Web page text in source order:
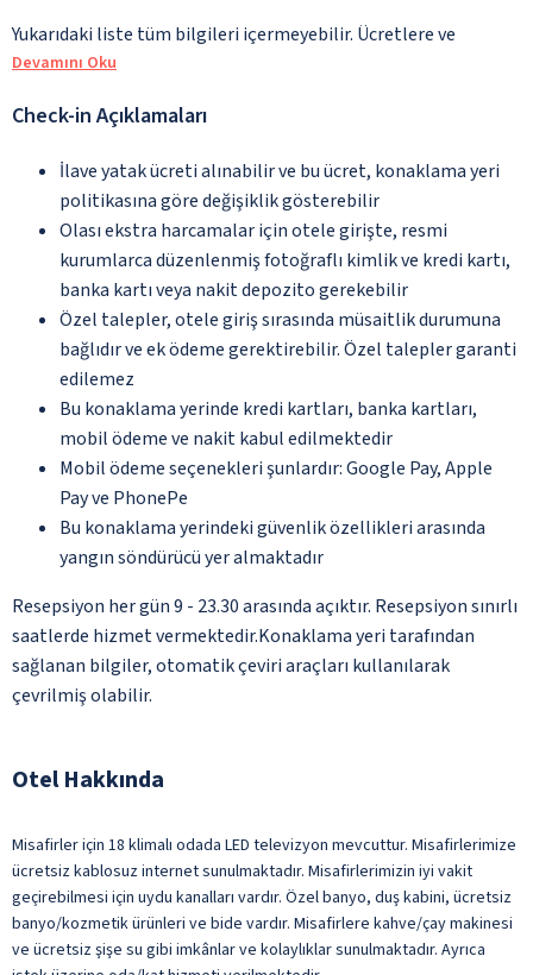
Yukarıdaki liste tüm bilgileri içermeyebilir. Ücretlere ve
Devamını Oku
Check-in Açıklamaları
İlave yatak ücreti alınabilir ve bu ücret, konaklama yeri
politikasına göre değişiklik gösterebilir
Olası ekstra harcamalar için otele girişte, resmi
kurumlarca düzenlenmiş fotoğraflı kimlik ve kredi kartı,
banka kartı veya nakit depozito gerekebilir
Özel talepler, otele giriş sırasında müsaitlik durumuna
bağlıdır ve ek ödeme gerektirebilir. Özel talepler garanti
edilemez
Bu konaklama yerinde kredi kartları, banka kartları,
mobil ödeme ve nakit kabul edilmektedir
Mobil ödeme seçenekleri şunlardır: Google Pay, Apple
Pay ve PhonePe
Bu konaklama yerindeki güvenlik özellikleri arasında
yangın söndürücü yer almaktadır
Resepsiyon her gün 9 - 23.30 arasında açıktır. Resepsiyon sınırlı
saatlerde hizmet vermektedir.Konaklama yeri tarafından
sağlanan bilgiler, otomatik çeviri araçları kullanılarak
çevrilmiş olabilir.
Otel Hakkında
Misafirler için 18 klimalı odada LED televizyon mevcuttur. Misafirlerimize
ücretsiz kablosuz internet sunulmaktadır. Misafirlerimizin iyi vakit
geçirebilmesi için uydu kanalları vardır. Özel banyo, duş kabini, ücretsiz
banyo/kozmetik ürünleri ve bide vardır. Misafirlere kahve/çay makinesi
ve ücretsiz şişe su gibi imkânlar ve kolaylıklar sunulmaktadır. Ayrıca